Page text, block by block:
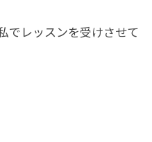
でレッスンを受けさせて